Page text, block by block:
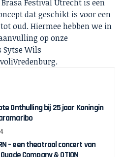
Festival Utrecht is een
dat geschikt is voor een
oud. Hiermee hebben we in
op onze
Sytse Wils
Onthulling bij 25 jaar Koningin
– een theatraal concert van